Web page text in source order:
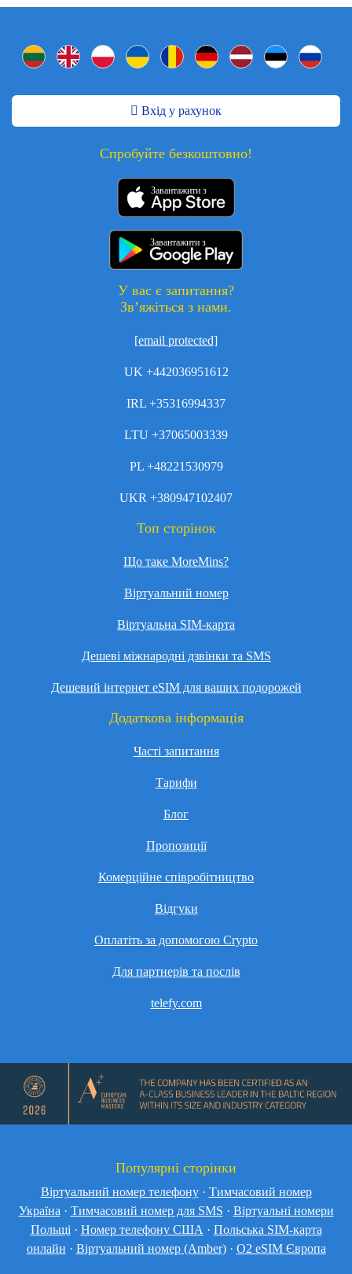
Вхід у рахунок
Спробуйте безкоштовно!
Завантажити з
Завантажити з
У вас є запитання?
Зв’яжіться з нами.
[email protected]
UK +442036951612
IRL +35316994337
LTU +37065003339
PL +48221530979
UKR +380947102407
Топ сторінок
Що таке MoreMins?
Віртуальний номер
Віртуальна SIM-карта
Дешеві міжнародні дзвінки та SMS
Дешевий інтернет eSIM для ваших подорожей
Додаткова інформація
Часті запитання
Тарифи
Блог
Пропозиції
Комерційне співробітництво
Відгуки
Оплатіть за допомогою Crypto
Для партнерів та послів
telefy.com
Популярні сторінки
Віртуальний номер телефону · Тимчасовий номер
Україна · Тимчасовий номер для SMS · Віртуальні номери
Польщі · Номер телефону США · Польська SIM-карта
онлайн · Віртуальний номер (Amber) · O2 eSIM Європа